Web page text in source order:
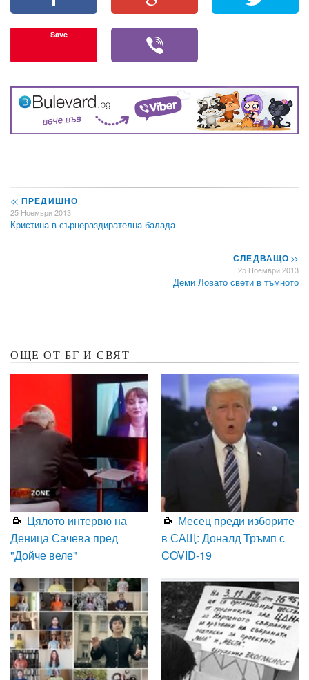
Save
<< ПРЕДИШНО
25 Ноември 2013
Кристина в сърцераздирателна балада
СЛЕДВАЩО>>
25 Ноември 2013
Деми Ловато свети в тъмното
ОЩЕ ОТ БГ И СВЯТ
Цялото интервю на
Деница Сачева пред
"Дойче веле"
Месец преди изборите
в САЩ: Доналд Тръмп с
COVID-19